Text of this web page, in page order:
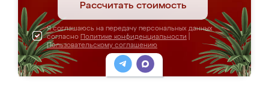
Рассчитать стоимость
Я соглашаюсь на передачу персональных данных
согласно Политике конфиденциальности
Пользовательскому соглашению